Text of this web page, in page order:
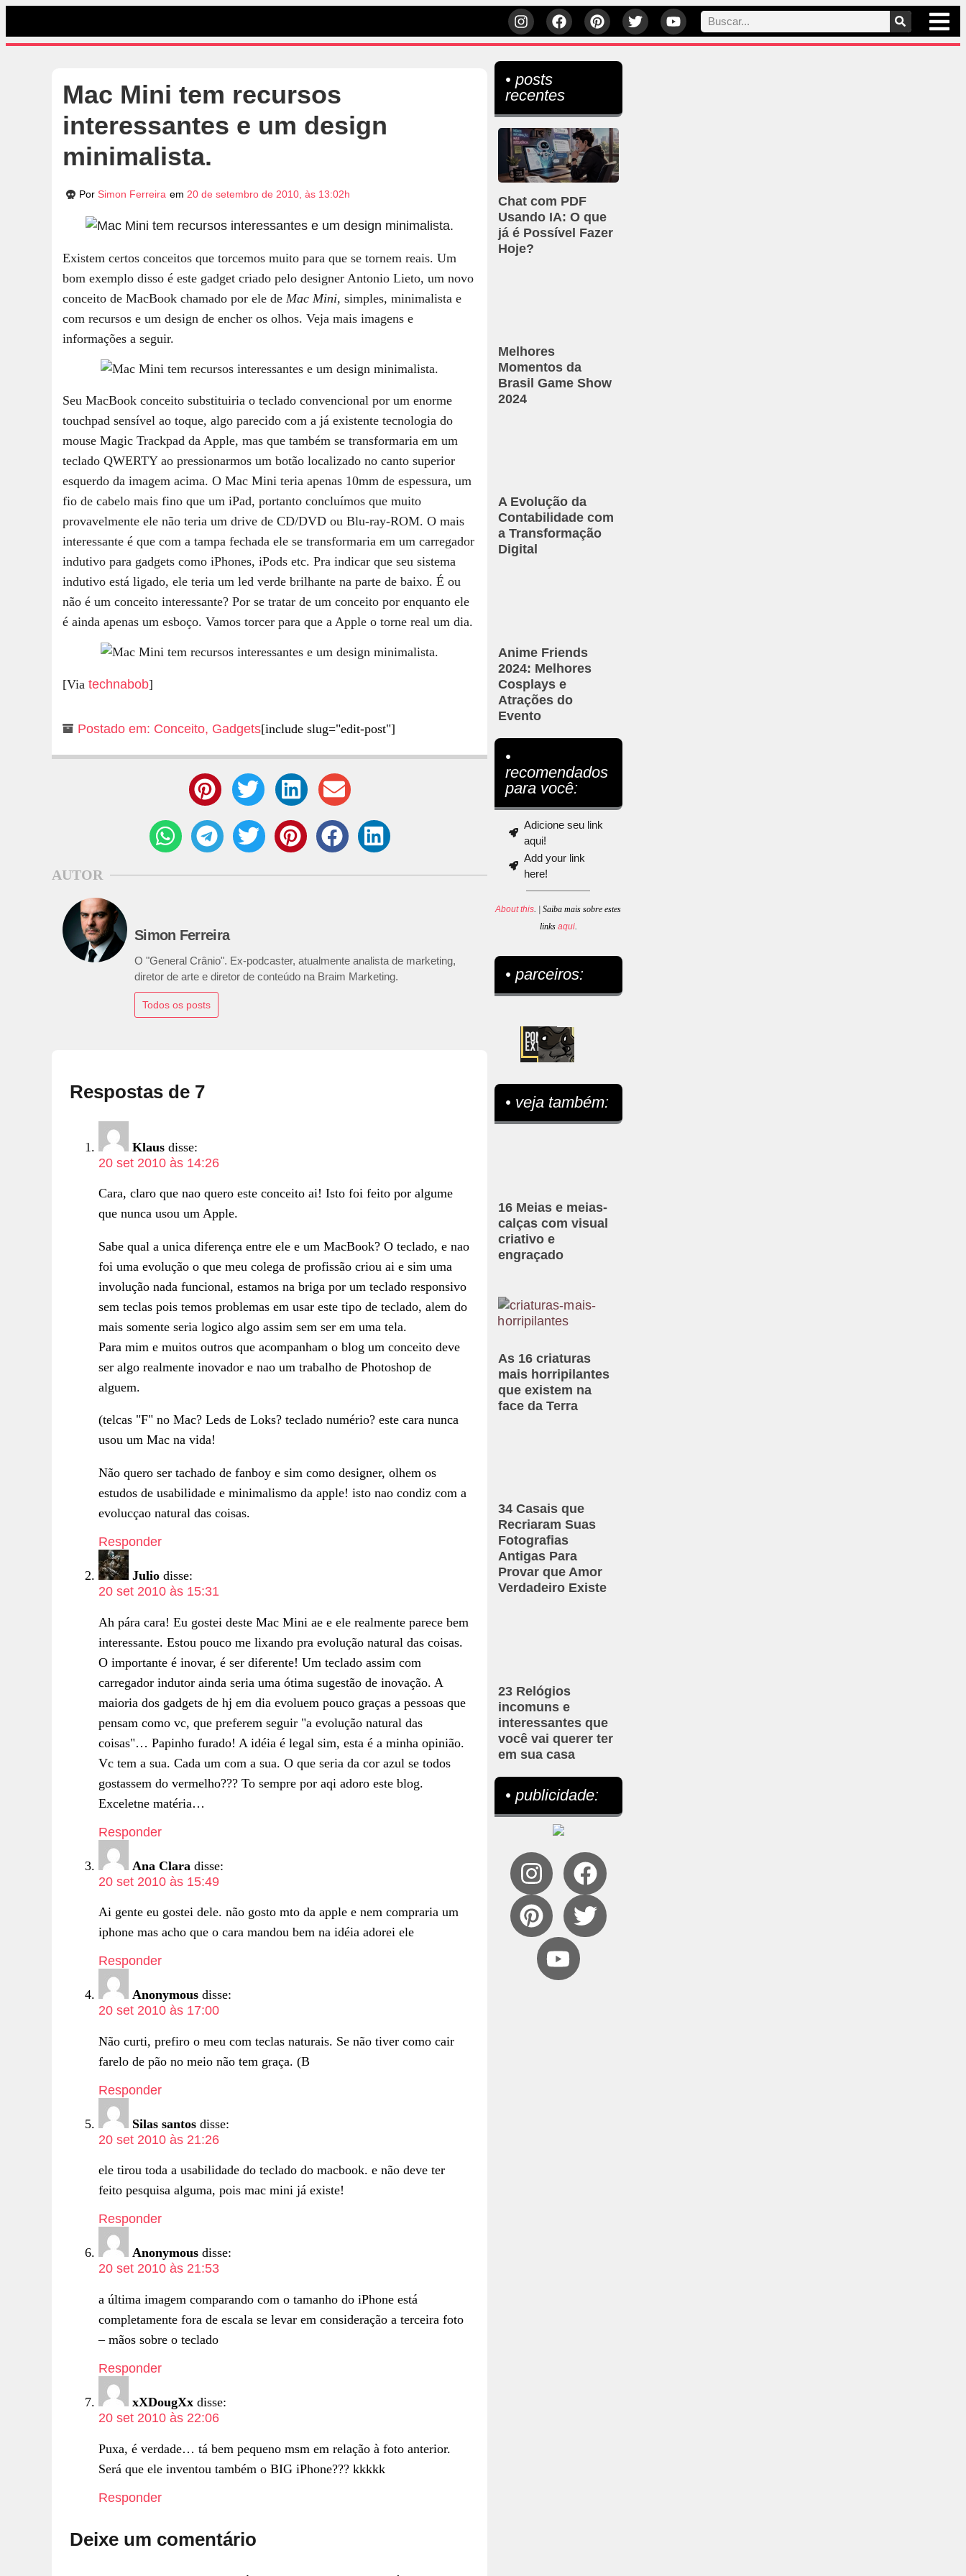
Mac Mini tem recursos
interessantes e um design
minimalista.
Por Simon Ferreira em 20 de setembro de 2010, às 13:02h
Existem certos conceitos que torcemos muito para que se tornem reais. Um
bom exemplo disso é este gadget criado pelo designer Antonio Lieto, um novo
conceito de MacBook chamado por ele de Mac Mini, simples, minimalista e
com recursos e um design de encher os olhos. Veja mais imagens e
informações a seguir.
Seu MacBook conceito substituiria o teclado convencional por um enorme
touchpad sensível ao toque, algo parecido com a já existente tecnologia do
mouse Magic Trackpad da Apple, mas que também se transformaria em um
teclado QWERTY ao pressionarmos um botão localizado no canto superior
esquerdo da imagem acima. O Mac Mini teria apenas 10mm de espessura, um
fio de cabelo mais fino que um iPad, portanto concluímos que muito
provavelmente ele não teria um drive de CD/DVD ou Blu-ray-ROM. O mais
interessante é que com a tampa fechada ele se transformaria em um carregador
indutivo para gadgets como iPhones, iPods etc. Pra indicar que seu sistema
indutivo está ligado, ele teria um led verde brilhante na parte de baixo. É ou
não é um conceito interessante? Por se tratar de um conceito por enquanto ele
é ainda apenas um esboço. Vamos torcer para que a Apple o torne real um dia.
[Via technabob]
Postado em: Conceito, Gadgets[include slug="edit-post"]
AUTOR
Simon Ferreira
O "General Crânio". Ex-podcaster, atualmente analista de marketing,
diretor de arte e diretor de conteúdo na Braim Marketing.
Todos os posts
Respostas de 7
Klaus disse:
20 set 2010 às 14:26
Cara, claro que nao quero este conceito ai! Isto foi feito por algume
que nunca usou um Apple.
Sabe qual a unica diferença entre ele e um MacBook? O teclado, e nao
foi uma evolução o que meu colega de profissão criou ai e sim uma
involução nada funcional, estamos na briga por um teclado responsivo
sem teclas pois temos problemas em usar este tipo de teclado, alem do
mais somente seria logico algo assim sem ser em uma tela.
Para mim e muitos outros que acompanham o blog um conceito deve
ser algo realmente inovador e nao um trabalho de Photoshop de
alguem.
(telcas "F" no Mac? Leds de Loks? teclado numério? este cara nunca
usou um Mac na vida!
Não quero ser tachado de fanboy e sim como designer, olhem os
estudos de usabilidade e minimalismo da apple! isto nao condiz com a
evolucçao natural das coisas.
Responder
Julio disse:
20 set 2010 às 15:31
Ah pára cara! Eu gostei deste Mac Mini ae e ele realmente parece bem
interessante. Estou pouco me lixando pra evolução natural das coisas.
O importante é inovar, é ser diferente! Um teclado assim com
carregador indutor ainda seria uma ótima sugestão de inovação. A
maioria dos gadgets de hj em dia evoluem pouco graças a pessoas que
pensam como vc, que preferem seguir "a evolução natural das
coisas"… Papinho furado! A idéia é legal sim, esta é a minha opinião.
Vc tem a sua. Cada um com a sua. O que seria da cor azul se todos
gostassem do vermelho??? To sempre por aqi adoro este blog.
Exceletne matéria…
Responder
Ana Clara disse:
20 set 2010 às 15:49
Ai gente eu gostei dele. não gosto mto da apple e nem compraria um
iphone mas acho que o cara mandou bem na idéia adorei ele
Responder
Anonymous disse:
20 set 2010 às 17:00
Não curti, prefiro o meu com teclas naturais. Se não tiver como cair
farelo de pão no meio não tem graça. (B
Responder
Silas santos disse:
20 set 2010 às 21:26
ele tirou toda a usabilidade do teclado do macbook. e não deve ter
feito pesquisa alguma, pois mac mini já existe!
Responder
Anonymous disse:
20 set 2010 às 21:53
a última imagem comparando com o tamanho do iPhone está
completamente fora de escala se levar em consideração a terceira foto
– mãos sobre o teclado
Responder
xXDougXx disse:
20 set 2010 às 22:06
Puxa, é verdade… tá bem pequeno msm em relação à foto anterior.
Será que ele inventou também o BIG iPhone??? kkkkk
Responder
Deixe um comentário
• posts
recentes
Chat com PDF
Usando IA: O que
já é Possível Fazer
Hoje?
Melhores
Momentos da
Brasil Game Show
2024
A Evolução da
Contabilidade com
a Transformação
Digital
Anime Friends
2024: Melhores
Cosplays e
Atrações do
Evento
•
recomendados
para você:
Adicione seu link
aqui!
Add your link
here!
About this. | Saiba mais sobre estes
links aqui.
• parceiros:
• veja também:
16 Meias e meias-
calças com visual
criativo e
engraçado
As 16 criaturas
mais horripilantes
que existem na
face da Terra
34 Casais que
Recriaram Suas
Fotografias
Antigas Para
Provar que Amor
Verdadeiro Existe
23 Relógios
incomuns e
interessantes que
você vai querer ter
em sua casa
• publicidade: